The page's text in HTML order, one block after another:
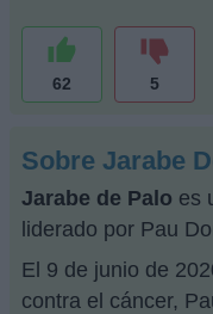
62 5
Sobre Jarabe
Jarabe de Palo es
liderado por Pau
El 9 de junio de
contra el cáncer,